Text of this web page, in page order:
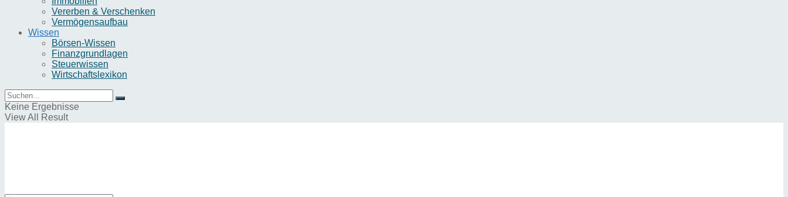
Vererben & Verschenken
Vermögensaufbau
Wissen
Börsen-Wissen
Finanzgrundlagen
Steuerwissen
Wirtschaftslexikon
Keine Ergebnisse
View All Result